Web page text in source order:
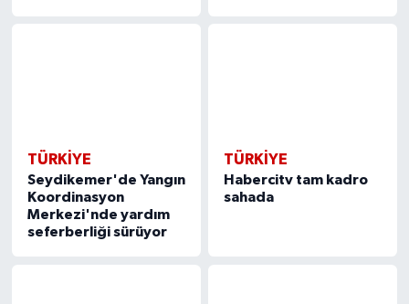
TÜRKIYE
Seydikemer'de Yangın
Koordinasyon
Merkezi'nde yardım
seferberliği sürüyor
TÜRKIYE
Habercitv tam kadro
sahada